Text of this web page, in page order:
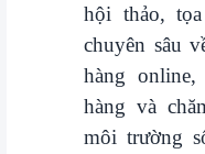
hội thảo,
chuyên sâu
hàng
hàng và
môi trường